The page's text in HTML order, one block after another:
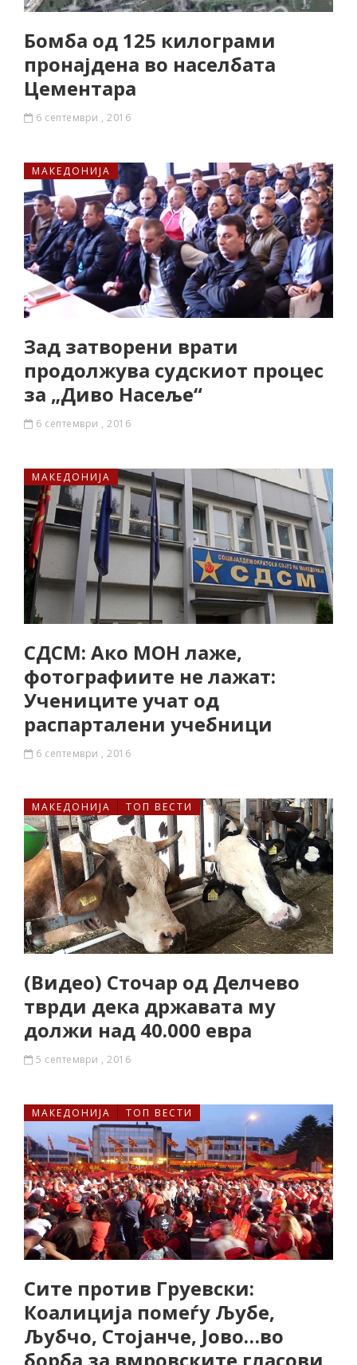
Бомба од 125 килограми
пронајдена во населбата
Цементара
6 септември , 2016
МАКЕДОНИЈА
Зад затворени врати
продолжува судскиот процес
за „Диво Насеље“
6 септември , 2016
МАКЕДОНИЈА
СДСМ: Ако МОН лаже,
фотографиите не лажат:
Учениците учат од
распарталени учебници
6 септември , 2016
МАКЕДОНИЈА ТОП ВЕСТИ
(Видео) Сточар од Делчево
тврди дека државата му
должи над 40.000 евра
5 септември , 2016
МАКЕДОНИЈА ТОП ВЕСТИ
Сите против Груевски:
Коалиција помеѓу Љубе,
Љубчо, Стојанче, Јово…во